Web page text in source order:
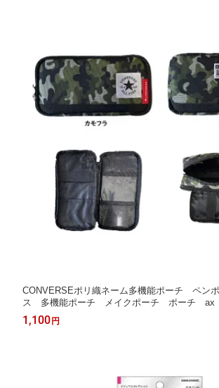
CONVERSEポリ織ネーム多機能ポーチ ペン
ス 多機能ポーチ メイクポーチ ポーチ ax
1,100 円